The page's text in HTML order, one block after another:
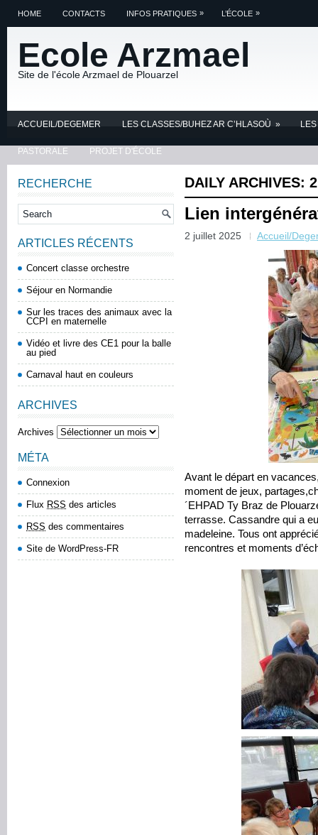
HOME CONTACTS INFOS PRATIQUES » L’ÉCOLE »
Ecole Arzmael
Site de l'école Arzmael de Plouarzel
ACCUEIL/DEGEMER LES CLASSES/BUHEZ AR C’HLASOÙ »
PASTORALE PROJET D'ÉCOLE
DAILY ARCHIVES:
Lien
2 juillet 2025 Accueil/
Avant le départ en
moment de jeux,
´EHPAD Ty Braz de
terrasse. Cassandre qui a
madeleine. Tous ont
rencontres et moments
RECHERCHE
ARTICLES RÉCENTS
Concert classe orchestre
Séjour en Normandie
Sur les traces des animaux avec la
CCPI en maternelle
Vidéo et livre des CE1 pour la balle
au pied
Carnaval haut en couleurs
ARCHIVES
Archives
MÉTA
Connexion
Flux RSS des articles
RSS des commentaires
Site de WordPress-FR